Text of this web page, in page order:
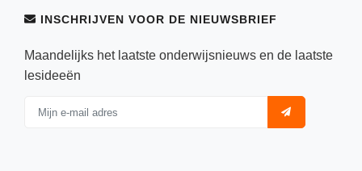
INSCHRIJVEN VOOR DE NIEUWSBRIEF
Maandelijks het laatste onderwijsnieuws en de laatste
lesideeën